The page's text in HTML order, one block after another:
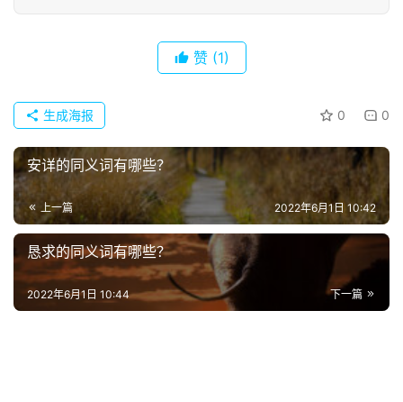
首
页
赞 (1)
0 0
生成海报
安详的同义词有哪些？
上一篇 2022年6月1日 10:42
恳求的同义词有哪些？
下一篇
2022年6月1日 10:44